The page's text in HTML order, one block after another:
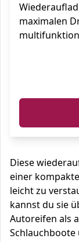
(2000mAh
maximalen
Diese
einer
leicht zu
kannst du sie
Autoreifen als